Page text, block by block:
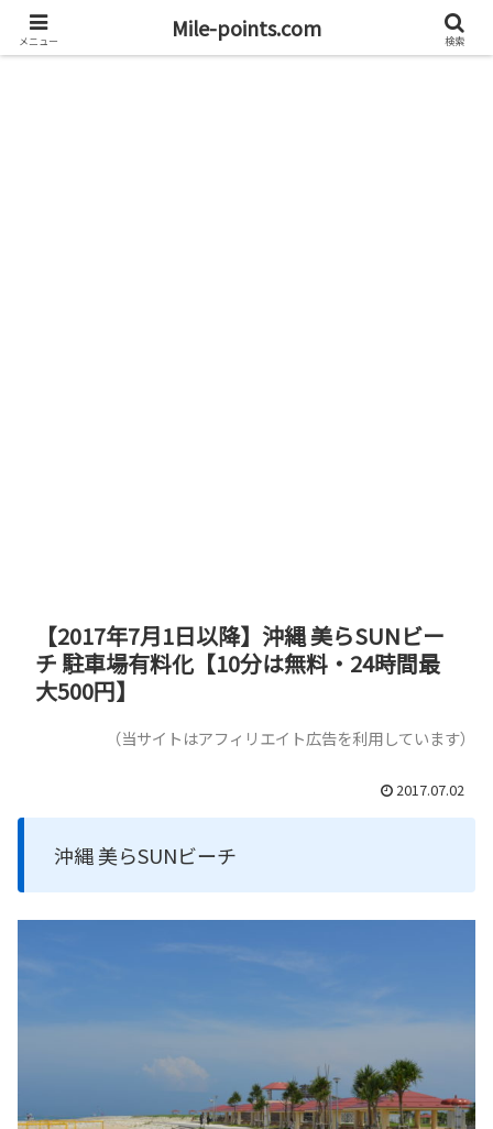
資産1億円を目指すブログと旅
【2017年7月1日以降】沖縄 美らSUNビー
チ 駐車場有料化【10分は無料・24時間最
大500円】
（当サイトはアフィリエイト広告を利用しています）
2017.07.02
沖縄 美らSUNビーチ
メニュー Mile-points.com 検索